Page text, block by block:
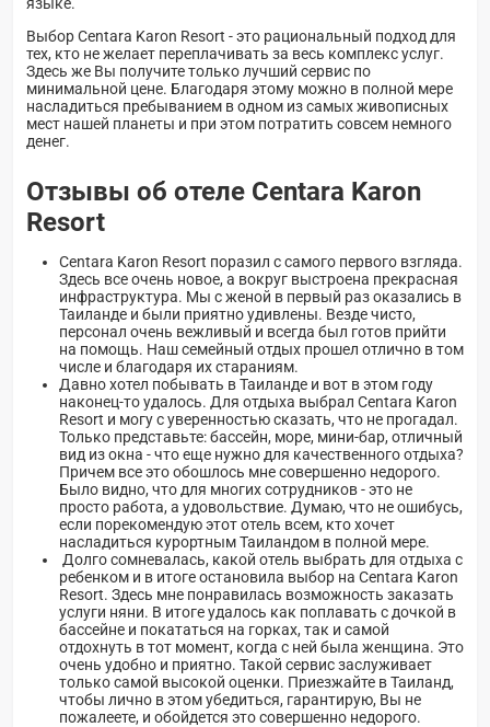
Выбор Centara Karon Resort - это рациональный подход для
тех, кто не желает переплачивать за весь комплекс услуг.
Здесь же Вы получите только лучший сервис по
минимальной цене. Благодаря этому можно в полной мере
насладиться пребыванием в одном из самых живописных
мест нашей планеты и при этом потратить совсем немного
денег.
Отзывы об отеле Centara Karon
Resort
Centara Karon Resort поразил с самого первого взгляда.
Здесь все очень новое, а вокруг выстроена прекрасная
инфраструктура. Мы с женой в первый раз оказались в
Таиланде и были приятно удивлены. Везде чисто,
персонал очень вежливый и всегда был готов прийти
на помощь. Наш семейный отдых прошел отлично в том
числе и благодаря их стараниям.
Давно хотел побывать в Таиланде и вот в этом году
наконец-то удалось. Для отдыха выбрал Centara Karon
Resort и могу с уверенностью сказать, что не прогадал.
Только представьте: бассейн, море, мини-бар, отличный
вид из окна - что еще нужно для качественного отдыха?
Причем все это обошлось мне совершенно недорого.
Было видно, что для многих сотрудников - это не
просто работа, а удовольствие. Думаю, что не ошибусь,
если порекомендую этот отель всем, кто хочет
насладиться курортным Таиландом в полной мере.
Долго сомневалась, какой отель выбрать для отдыха с
ребенком и в итоге остановила выбор на Centara Karon
Resort. Здесь мне понравилась возможность заказать
услуги няни. В итоге удалось как поплавать с дочкой в
бассейне и покататься на горках, так и самой
отдохнуть в тот момент, когда с ней была женщина. Это
очень удобно и приятно. Такой сервис заслуживает
только самой высокой оценки. Приезжайте в Таиланд,
чтобы лично в этом убедиться, гарантирую, Вы не
пожалеете, и обойдется это совершенно недорого.